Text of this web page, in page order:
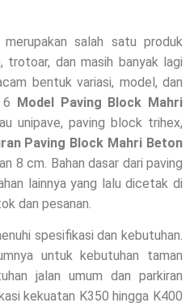
salah satu produk
trotoar, dan masih banyak lagi
bentuk variasi, model, dan
6 Model Paving Block Mahri
unipave, paving block trihex,
Paving Block Mahri Beton
8 cm. Bahan dasar dari paving
lainnya yang lalu dicetak di
dan pesanan.
spesifikasi dan kebutuhan.
untuk kebutuhan taman
jalan umum dan parkiran
kekuatan K350 hingga K400